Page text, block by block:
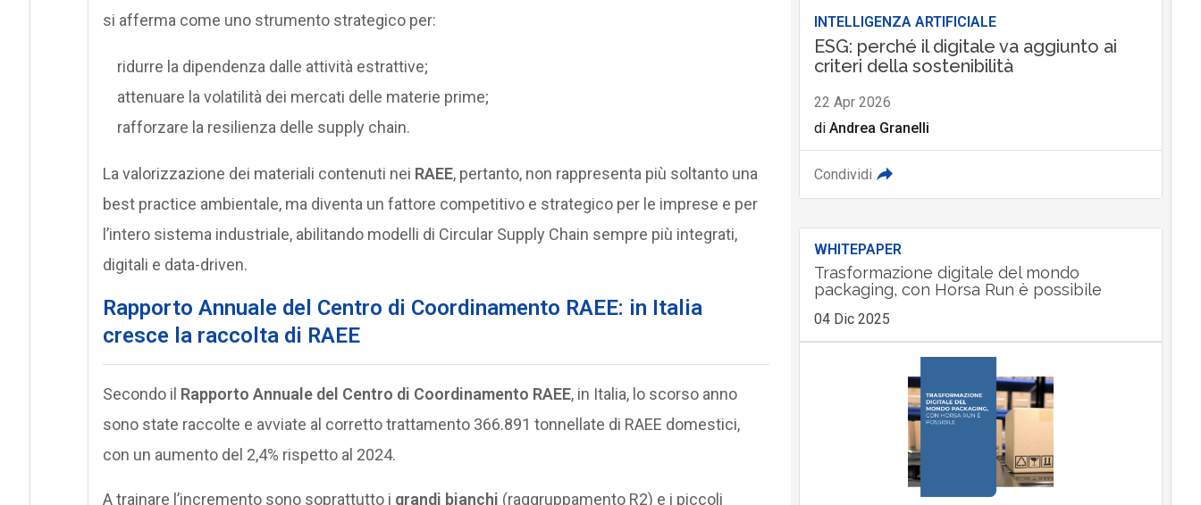
si afferma come uno strumento strategico per:
ridurre la dipendenza dalle attività estrattive;
attenuare la volatilità dei mercati delle materie prime;
rafforzare la resilienza delle supply chain.
La valorizzazione dei materiali contenuti nei RAEE, pertanto, non rappresenta più soltanto una
best practice ambientale, ma diventa un fattore competitivo e strategico per le imprese e per
l’intero sistema industriale, abilitando modelli di Circular Supply Chain sempre più integrati,
digitali e data-driven.
Rapporto Annuale del Centro di Coordinamento RAEE: in Italia
cresce la raccolta di RAEE
Secondo il Rapporto Annuale del Centro di Coordinamento RAEE, in Italia, lo scorso anno
sono state raccolte e avviate al corretto trattamento 366.891 tonnellate di RAEE domestici,
con un aumento del 2,4% rispetto al 2024.
A trainare l’incremento sono soprattutto i grandi bianchi (raggruppamento R2) e i piccoli
INTELLIGENZA ARTIFICIALE
ESG: perché il digitale va aggiunto ai
criteri della sostenibilità
22 Apr 2026
di Andrea Granelli
Condividi
WHITEPAPER
Trasformazione digitale del mondo
packaging, con Horsa Run è possibile
04 Dic 2025